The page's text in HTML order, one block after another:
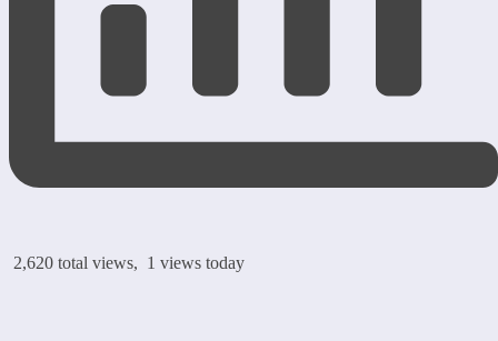
2,620 total views, 1 views today